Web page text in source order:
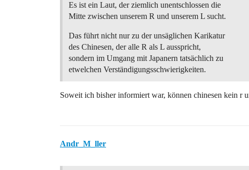
Es ist ein Laut, der ziemlich unentschlossen die
Mitte zwischen unserem R und unserem L sucht.
Das führt nicht nur zu der unsäglichen Karikatur
des Chinesen, der alle R als L ausspricht,
sondern im Umgang mit Japanern tatsächlich zu
etwelchen Verständigungsschwierigkeiten.
Soweit ich bisher informiert war, können chinesen kein r
Andr_M_ller